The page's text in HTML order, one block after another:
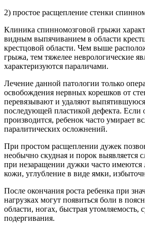
2) простое расщепление стенки
Клиника спинномозговой грыжи
видным выпячиванием в области
крестцовой области. Чем выше
грыжа, тем тяжелее неврологические
характеризуются параличами.
Лечение данной патологии только
освобождения нервных корешков от
перевязывают и удаляют
последующей пластикой де­фекта. Если
производится, ребенок часто умирает
паралитических осложнений.
При простом расщеплении дужек
необычно скудная и порок выявляется
при незаращении дужки часто
кожи, углубление в виде ямки,
После окончания роста ребенка при
нагрузках могут появиться боли в
области, ногах, быстрая утомляемость,
подергивания.